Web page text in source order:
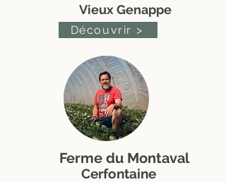
Vieux Genappe
Découvrir >
Ferme du Montaval
Cerfontaine